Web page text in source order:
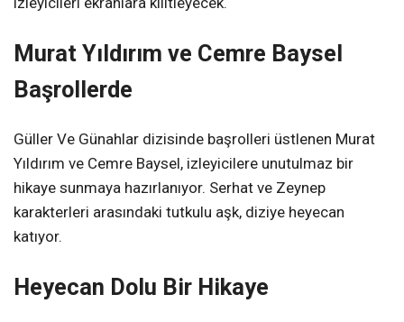
Murat Yıldırım ve Cemre Baysel
Başrollerde
Güller Ve Günahlar dizisinde başrolleri üstlenen Murat
Yıldırım ve Cemre Baysel, izleyicilere unutulmaz bir
hikaye sunmaya hazırlanıyor. Serhat ve Zeynep
karakterleri arasındaki tutkulu aşk, diziye heyecan
katıyor.
Heyecan Dolu Bir Hikaye